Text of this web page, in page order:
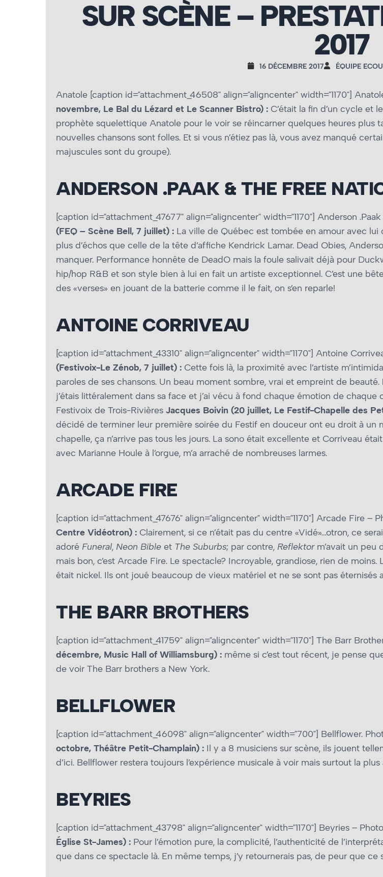
SUR SCÈNE –
2017
16 DÉCEMBRE 2017 ÉQUIPE
Anatole [caption id="attachment_46508" align="aligncenter" width="1170"]
novembre, Le Bal du Lézard et Le Scanner Bistro) : C’était la fin d’un cycle et
prophète squelettique Anatole pour le voir se réincarner quelques heures plus
nouvelles chansons sont folles. Et si vous n’étiez pas là, vous avez manqué
majuscules sont du groupe).
ANDERSON .PAAK & THE FREE
[caption id="attachment_47677" align="aligncenter" width="1170"] Anderson
(FEQ – Scène Bell, 7 juillet) : La ville de Québec est tombée en amour avec lui
plus d’échos que celle de la tête d’affiche Kendrick Lamar. Dead Obies,
manquer. Performance honnête de DeadO mais la foule salivait déjà pour
hip/hop R&B et son style bien à lui en fait un artiste exceptionnel. C’est une
des «verses» en jouant de la batterie comme il le fait, on s’en reparle!
ANTOINE CORRIVEAU
[caption id="attachment_43310" align="aligncenter" width="1170"] Antoine
(Festivoix-Le Zénob, 7 juillet) : Cette fois là, la proximité avec l’artiste
paroles de ses chansons. Un beau moment sombre, vrai et empreint de beauté.
j’étais littéralement dans sa face et j’ai vécu à fond chaque émotion de
Festivoix de Trois-Rivières Jacques Boivin (20 juillet, Le Festif-Chapelle des
décidé de terminer leur première soirée du Festif en douceur ont eu droit à un
chapelle, ça n’arrive pas tous les jours. La sono était excellente et Corriveau
avec Marianne Houle à l’orgue, m’a arraché de nombreuses larmes.
ARCADE FIRE
[caption id="attachment_47676" align="aligncenter" width="1170"] Arcade Fire –
Centre Vidéotron) : Clairement, si ce n’était pas du centre «Vidé»…otron, ce
adoré Funeral, Neon Bible et The Suburbs; par contre, Reflektorm’avait un peu
mais bon, c’est Arcade Fire. Le spectacle? Incroyable, grandiose, rien de
était nickel. Ils ont joué beaucoup de vieux matériel et ne se sont pas
THE BARR BROTHERS
[caption id="attachment_41759" align="aligncenter" width="1170"] The Barr
décembre, Music Hall of Williamsburg) : même si c’est tout récent, je pense
de voir The Barr brothers a New York.
BELLFLOWER
[caption id="attachment_46098" align="aligncenter" width="700"] Bellflower.
octobre, Théâtre Petit-Champlain) : Il y a 8 musiciens sur scène, ils jouent
d’ici. Bellflower restera toujours l’expérience musicale à voir mais surtout la plus
BEYRIES
[caption id="attachment_43798" align="aligncenter" width="1170"] Beyries –
Église St-James) : Pour l’émotion pure, la complicité, l’authenticité de
que dans ce spectacle là. En même temps, j’y retournerais pas, de peur que